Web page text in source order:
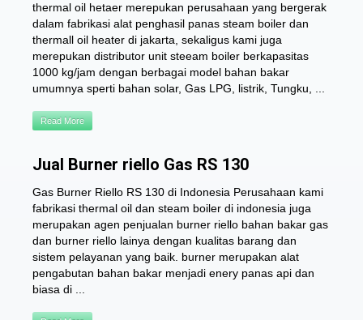
thermal oil hetaer merepukan perusahaan yang bergerak
dalam fabrikasi alat penghasil panas steam boiler dan
thermall oil heater di jakarta, sekaligus kami juga
merepukan distributor unit steeam boiler berkapasitas
1000 kg/jam dengan berbagai model bahan bakar
umumnya sperti bahan solar, Gas LPG, listrik, Tungku, ...
Read More
Jual Burner riello Gas RS 130
Gas Burner Riello RS 130 di Indonesia Perusahaan kami
fabrikasi thermal oil dan steam boiler di indonesia juga
merupakan agen penjualan burner riello bahan bakar gas
dan burner riello lainya dengan kualitas barang dan
sistem pelayanan yang baik. burner merupakan alat
pengabutan bahan bakar menjadi enery panas api dan
biasa di ...